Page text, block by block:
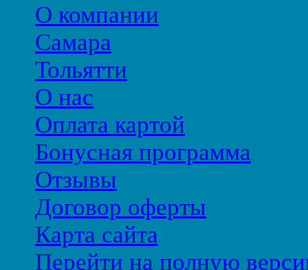
О компании
Самара
Тольятти
О нас
Оплата картой
Бонусная программа
Отзывы
Договор оферты
Карта сайта
Перейти на полную